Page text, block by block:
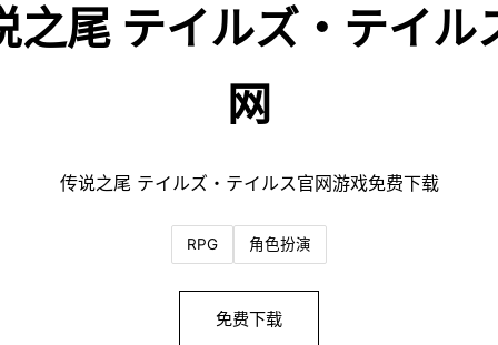
之尾 テイルズ・テイル
网
传说之尾 テイルズ・テイルス官网游戏免费下载
RPG 角色扮演
免费下载